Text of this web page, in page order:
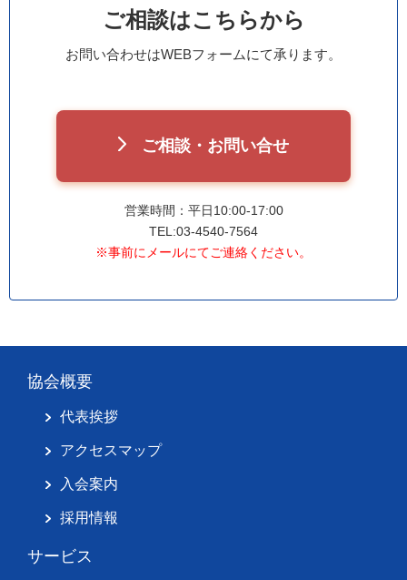
ご相談はこちらから
お問い合わせはWEBフォームにて承ります。
ご相談・お問い合せ
営業時間：平日10:00-17:00
TEL:03-4540-7564
※事前にメールにてご連絡ください。
協会概要
代表挨拶
アクセスマップ
入会案内
採用情報
サービス